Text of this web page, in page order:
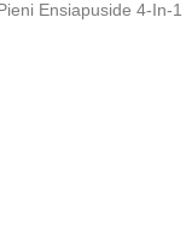
Pikakatselu
Ensiapuside 4-In-1